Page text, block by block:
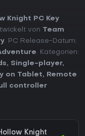
Knight PC Key
von Team
. PC Release-Datum:
. Kategorien:
, Single-player,
on Tablet,
Remote
controller
Knight